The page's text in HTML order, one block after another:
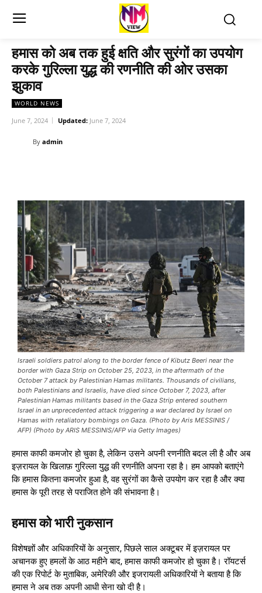
हमास को अब तक हुई क्षति और सुरंगों का उपयोग
करके गुरिल्ला युद्ध की रणनीति की ओर उसका
झुकाव
WORLD NEWS
June 7, 2024 Updated: June 7, 2024
By admin
Israeli soldiers patrol along to the border fence of Kibutz Beeri near the
border with Gaza Strip on October 25, 2023, in the aftermath of the
October 7 attack by Palestinian Hamas militants. Thousands of civilians,
both Palestinians and Israelis, have died since October 7, 2023, after
Palestinian Hamas militants based in the Gaza Strip entered southern
Israel in an unprecedented attack triggering a war declared by Israel on
Hamas with retaliatory bombings on Gaza. (Photo by Aris MESSINIS /
AFP) (Photo by ARIS MESSINIS/AFP via Getty Images)
हमास काफी कमजोर हो चुका है, लेकिन उसने अपनी रणनीति बदल ली है और अब
इज़रायल के खिलाफ़ गुरिल्ला युद्ध की रणनीति अपना रहा है। हम आपको बताएंगे
कि हमास कितना कमजोर हुआ है, वह सुरंगों का कैसे उपयोग कर रहा है और क्या
हमास के पूरी तरह से पराजित होने की संभावना है।
हमास को भारी नुकसान
विशेषज्ञों और अधिकारियों के अनुसार, पिछले साल अक्टूबर में इज़रायल पर
अचानक हुए हमलों के आठ महीने बाद, हमास काफी कमजोर हो चुका है। रॉयटर्स
की एक रिपोर्ट के मुताबिक, अमेरिकी और इजरायली अधिकारियों ने बताया है कि
हमास ने अब तक अपनी आधी सेना खो दी है।